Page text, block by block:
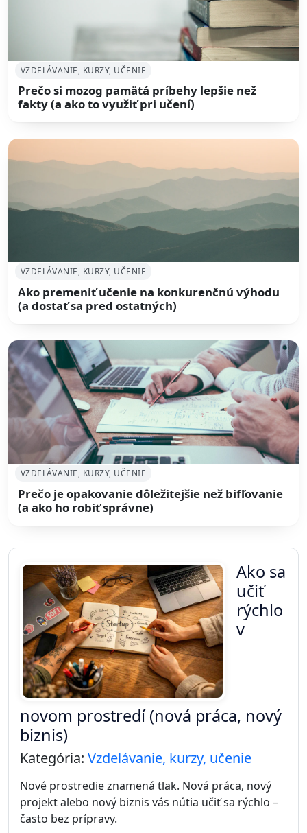
VZDELÁVANIE, KURZY, UČENIE
Prečo si mozog pamätá príbehy lepšie než
fakty (a ako to využiť pri učení)
VZDELÁVANIE, KURZY, UČENIE
Ako premeniť učenie na konkurenčnú výhodu
(a dostať sa pred ostatných)
VZDELÁVANIE, KURZY, UČENIE
Prečo je opakovanie dôležitejšie než bifľovanie
(a ako ho robiť správne)
Ako sa
učiť
rýchlo
v
novom prostredí (nová práca, nový
biznis)
Kategória: Vzdelávanie, kurzy, učenie
Nové prostredie znamená tlak. Nová práca, nový
projekt alebo nový biznis vás nútia učiť sa rýchlo –
často bez prípravy.